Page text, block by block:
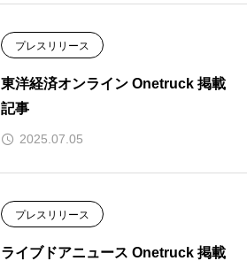
プレスリリース
東洋経済オンライン Onetruck 掲載
記事
2025.07.05
プレスリリース
ライブドアニュース Onetruck 掲載